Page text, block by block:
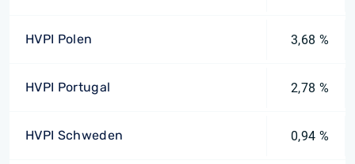
HVPI Polen 3,68 %
HVPI Portugal 2,78 %
HVPI Schweden 0,94 %